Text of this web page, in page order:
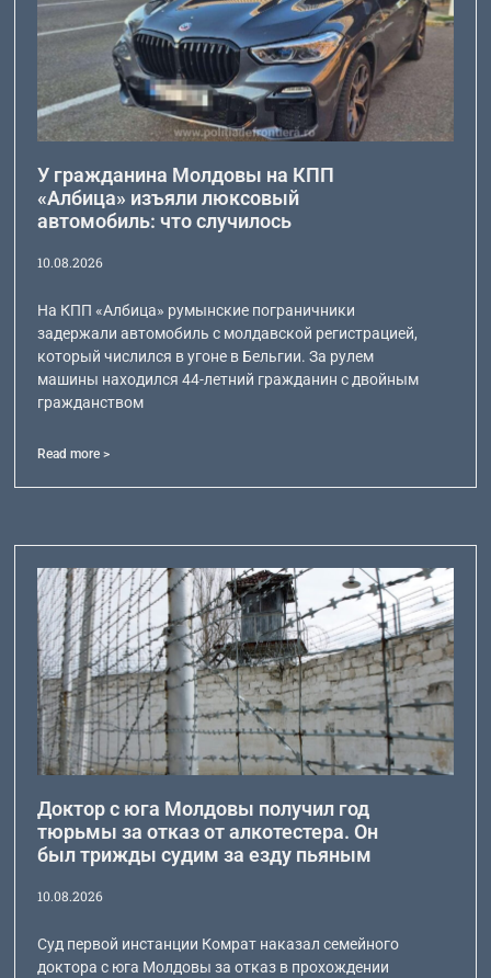
У гражданина Молдовы на КПП
«Албица» изъяли люксовый
автомобиль: что случилось
10.08.2026
На КПП «Албица» румынские пограничники
задержали автомобиль с молдавской регистрацией,
который числился в угоне в Бельгии. За рулем
машины находился 44-летний гражданин с двойным
гражданством
Read more >
Доктор с юга Молдовы получил год
тюрьмы за отказ от алкотестера. Он
был трижды судим за езду пьяным
10.08.2026
Суд первой инстанции Комрат наказал семейного
доктора с юга Молдовы за отказ в прохождении